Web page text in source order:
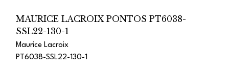
MAURICE LACROIX PONTOS PT6038-
SSL22-130-1
Maurice Lacroix
PT6038-SSL22-130-1